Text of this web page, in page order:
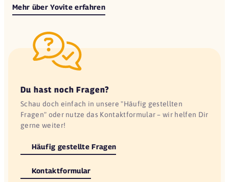
Mehr über Yovite erfahren
Du hast noch Fragen?
Schau doch einfach in unsere "Häufig gestellten
Fragen" oder nutze das Kontaktformular – wir helfen Dir
gerne weiter!
Häufig gestellte Fragen
Kontaktformular